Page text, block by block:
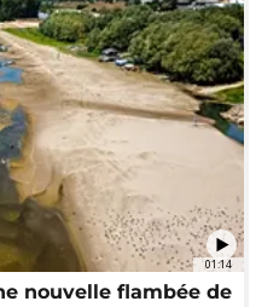
01:14
nouvelle flambée de